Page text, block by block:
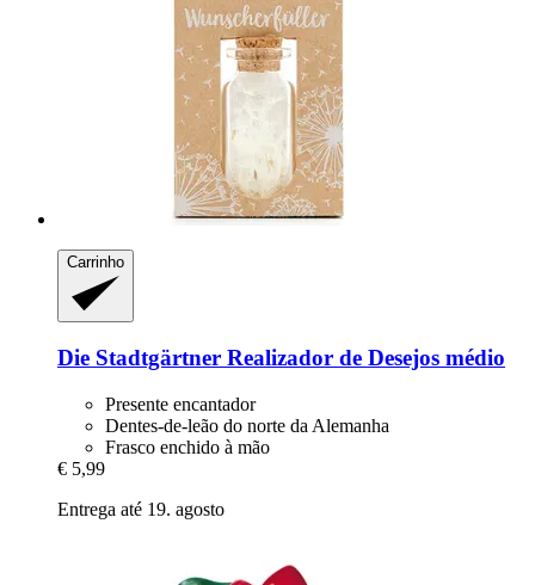
Carrinho
Die Stadtgärtner Realizador de Desejos médio
Presente encantador
Dentes-de-leão do norte da Alemanha
Frasco enchido à mão
€ 5,99
Entrega até 19. agosto